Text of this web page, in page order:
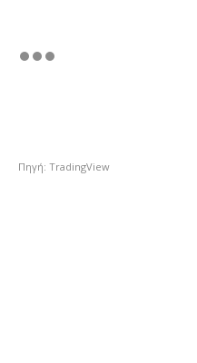
Πηγή: TradingView